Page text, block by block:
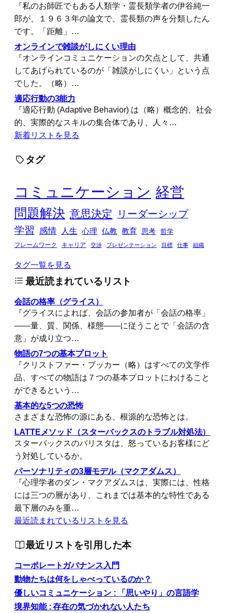
『私のお師匠でもある人類学・霊長類学者の伊谷純一
郎が、１９６３年の論文で、霊長類の声を分類したん
です。「距離」…
オンラインで雑談がしにくい理由
『オンラインコミュニケーションの欠点として、共通
してあげられているのが「雑談がしにくい」という点
でした。（略）…
適応行動の3能力
『適応行動 (Adaptive Behavior) は（略）概念的、社会
的、実際的なスキルの集合体であり、人々…
新着リストを見る
タグ
コミュニケーション 経営
問題解決 意思決定
リーダーシップ
学習
感情 人生 心理 仏教 教育 思考
哲学
フレームワーク
キャリア 交渉 プレゼンテーション 目標 仕事 組織
タグ一覧を見る
最近読まれているリスト
会話の格率（グライス）
『グライスによれば、会話の参加者が「会話の格率」
――量、質、関係、様態――に従うことで「会話の含
意」が成り立つ…
物語の7つの基本プロット
『クリストファー・ブッカー（略）はすべての文学作
品、すべての物語は７つの基本プロットにわけること
ができるという…
基本的な5つの恐怖
さまざまな恐怖の源にある、根源的な恐怖とは。
LATTEメソッド（スターバックスのトラブル対処法）
スターバックスのバリスタは、怒っているお客様にど
う対処しているか。
パーソナリティの3層モデル（マクアダムス）
『心理学者のダン・マクアダムスは、実際には、性格
には三つの層があり、これまでは基本的な特性である
最下層のみを重…
最近読まれているリストを見る
最近リストを引用した本
コーポレートガバナンス入門
動物たちは何をしゃべっているのか？
優しいコミュニケーション : 「思いやり」の言語学
境界知能 : 存在の気づかれない人たち